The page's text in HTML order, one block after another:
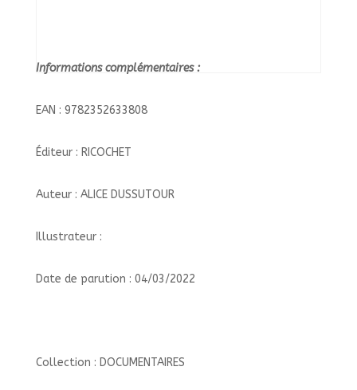
Informations complémentaires :
EAN : 9782352633808
Éditeur : RICOCHET
Auteur : ALICE DUSSUTOUR
Illustrateur :
Date de parution : 04/03/2022
Collection : DOCUMENTAIRES